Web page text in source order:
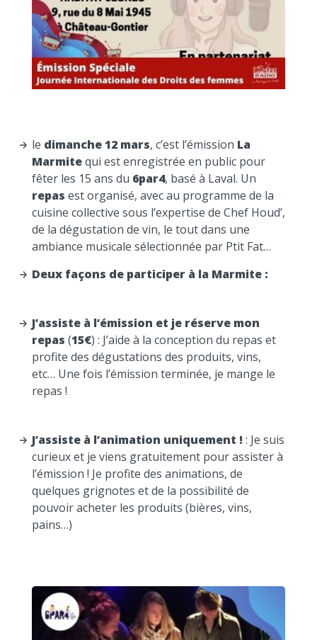
le dimanche 12 mars, c’est l’émission La
Marmitequi est enregistrée en public pour
fêter les 15 ans du 6par4, basé à Laval. Un
repas est organisé, avec au programme de la
cuisine collective sous l’expertise de Chef Houd’,
de la dégustation de vin, le tout dans une
ambiance musicale sélectionnée par Ptit Fat…
Deux façons de participer à la Marmite :
J’assiste à l’émission et je réserve mon
repas (15€) : J’aide à la conception du repas et
profite des dégustations des produits, vins,
etc… Une fois l’émission terminée, je mange le
repas !
J’assiste à l’animation uniquement ! : Je suis
curieux et je viens gratuitement pour assister à
l’émission ! Je profite des animations, de
quelques grignotes et de la possibilité de
pouvoir acheter les produits (bières, vins,
pains…)